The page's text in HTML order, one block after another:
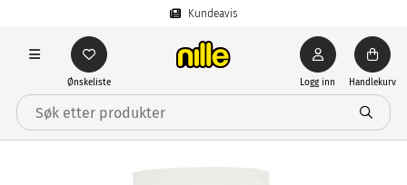
Kundeavis
Ønskeliste Logg inn Handlekurv